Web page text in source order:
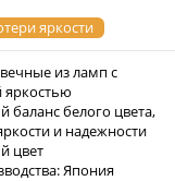
яркости
из ламп с
яркостью
баланс белого цвета,
и надежности
цвет
Япония